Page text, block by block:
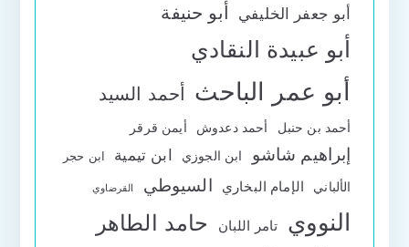
أبو جعفر الخليفي أبو حنيفة
أبو عبيدة النقادي
أبو عمر الباحث أحمد السيد
أحمد بن حنبل أحمد دعدوش أيمن قرقر
إبراهيم شاشو ابن الجوزي ابن تيمية ابن حجر
الألباني الإمام البخاري السيوطي القرضاوي
النووي تامر اللبان حامد الطاهر